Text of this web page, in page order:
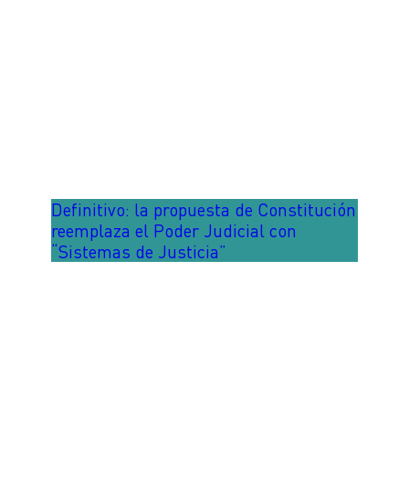
Definitivo: la propuesta de Constitución
reemplaza el Poder Judicial con
“Sistemas de Justicia”